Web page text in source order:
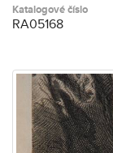
Katalogové číslo
RA05168